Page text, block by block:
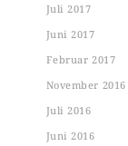
Juli 2017
Juni 2017
Februar 2017
November 2016
Juli 2016
Juni 2016